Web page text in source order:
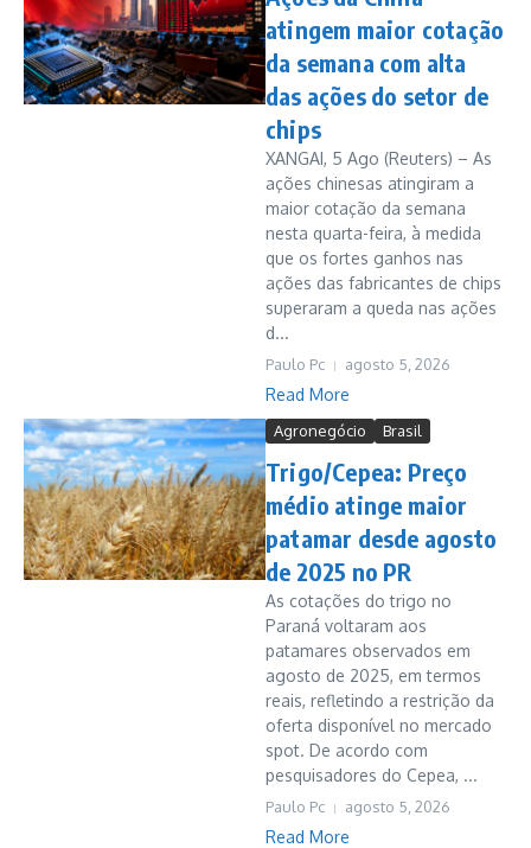
atingem maior cotação
da semana com alta
das ações do setor de
chips
XANGAI, 5 Ago (Reuters) – As
ações chinesas atingiram a
maior cotação da semana
nesta quarta-feira, à medida
que os fortes ganhos nas
ações das fabricantes de chips
superaram a queda nas ações
d...
Paulo Pc agosto 5, 2026
Read More
Agronegócio Brasil
Trigo/Cepea: Preço
médio atinge maior
patamar desde agosto
de 2025 no PR
As cotações do trigo no
Paraná voltaram aos
patamares observados em
agosto de 2025, em termos
reais, refletindo a restrição da
oferta disponível no mercado
spot. De acordo com
pesquisadores do Cepea, ...
Paulo Pc agosto 5, 2026
Read More